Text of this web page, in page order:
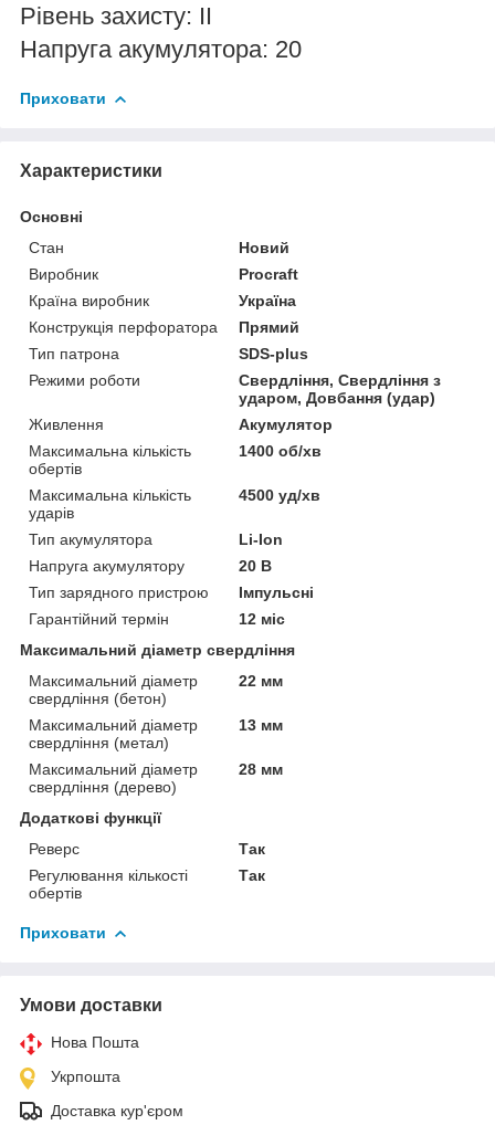
Рівень захисту: II
Напруга акумулятора: 20
Приховати
Характеристики
Основні
Стан
Новий
Виробник
Procraft
Країна виробник
Україна
Конструкція перфоратора
Прямий
Тип патрона
SDS-plus
Режими роботи
Свердління, Свердління з
ударом, Довбання (удар)
Живлення
Акумулятор
Максимальна кількість
обертів
1400 об/хв
Максимальна кількість
ударів
4500 уд/хв
Тип акумулятора
Li-Ion
Напруга акумулятору
20 В
Тип зарядного пристрою
Імпульсні
Гарантійний термін
12 міс
Максимальний діаметр свердління
Максимальний діаметр
свердління (бетон)
22 мм
Максимальний діаметр
свердління (метал)
13 мм
Максимальний діаметр
свердління (дерево)
28 мм
Додаткові функції
Реверс
Так
Регулювання кількості
обертів
Так
Приховати
Умови доставки
Нова Пошта
Укрпошта
Доставка кур'єром